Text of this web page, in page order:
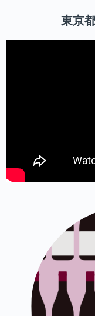
東京